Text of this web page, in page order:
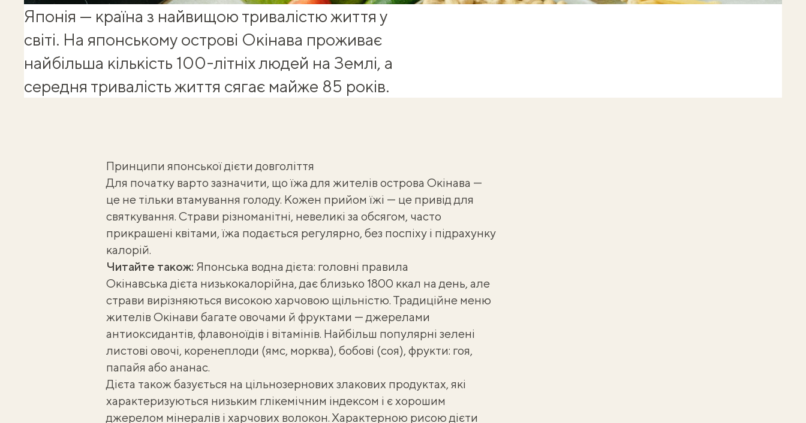
Японія — країна з найвищою тривалістю життя у
світі. На японському острові Окінава проживає
найбільша кількість 100-літніх людей на Землі, а
середня тривалість життя сягає майже 85 років.
Принципи японської дієти довголіття
Для початку варто зазначити, що їжа для жителів острова Окінава —
це не тільки втамування голоду. Кожен прийом їжі — це привід для
святкування. Страви різноманітні, невеликі за обсягом, часто
прикрашені квітами, їжа подається регулярно, без поспіху і підрахунку
калорій.
Читайте також: Японська водна дієта: головні правила
Окінавська дієта низькокалорійна, дає близько 1800 ккал на день, але
страви вирізняються високою харчовою щільністю. Традиційне меню
жителів Окінави багате овочами й фруктами — джерелами
антиоксидантів, флавоноїдів і вітамінів. Найбільш популярні зелені
листові овочі, коренеплоди (ямс, морква), бобові (соя), фрукти: гоя,
папайя або ананас.
Дієта також базується на цільнозернових злакових продуктах, які
характеризуються низьким глікемічним індексом і є хорошим
джерелом мінералів і харчових волокон. Характерною рисою дієти